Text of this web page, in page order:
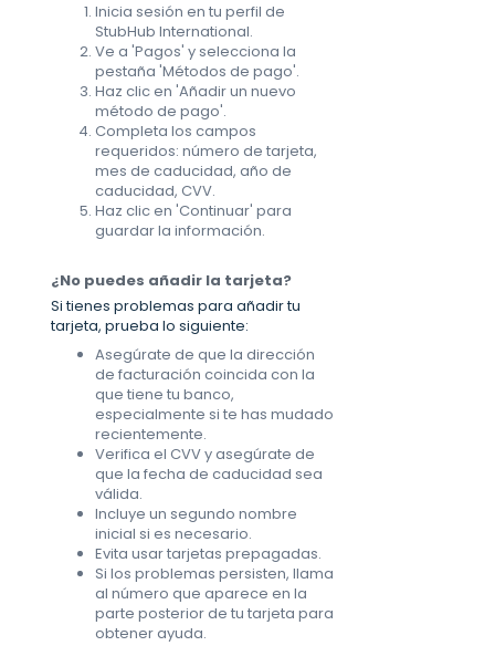
Inicia sesión en tu perfil de
StubHub International.
Ve a 'Pagos' y selecciona la
pestaña 'Métodos de pago'.
Haz clic en 'Añadir un nuevo
método de pago'.
Completa los campos
requeridos: número de tarjeta,
mes de caducidad, año de
caducidad, CVV.
Haz clic en 'Continuar' para
guardar la información.
¿No puedes añadir la tarjeta?
Si tienes problemas para añadir tu
tarjeta, prueba lo siguiente:
Asegúrate de que la dirección
de facturación coincida con la
que tiene tu banco,
especialmente si te has mudado
recientemente.
Verifica el CVV y asegúrate de
que la fecha de caducidad sea
válida.
Incluye un segundo nombre
inicial si es necesario.
Evita usar tarjetas prepagadas.
Si los problemas persisten, llama
al número que aparece en la
parte posterior de tu tarjeta para
obtener ayuda.